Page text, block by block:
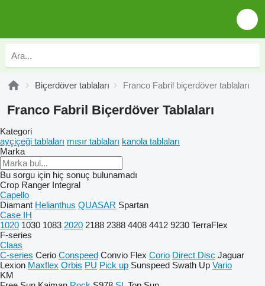
Biçerdöver tablaları Franco Fabril biçerdöver tablaları
Franco Fabril Biçerdöver Tablaları
Kategori
ayçiçeği tablaları mısır tablaları kanola tablaları
Marka
Bu sorgu için hiç sonuç bulunamadı
Crop Ranger Integral
Capello
Diamant Helianthus QUASAR Spartan
Case IH
1020 1030 1083 2020 2188 2388 4408 4412 9230 TerraFlex
F-series
Claas
C-series Cerio Conspeed Convio Flex Corio Direct Disc Jaguar
Lexion Maxflex Orbis PU Pick up Sunspeed Swath Up Vario
KM